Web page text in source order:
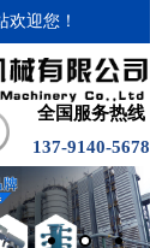
欢迎您！
全国服务热线
137-9140-5678